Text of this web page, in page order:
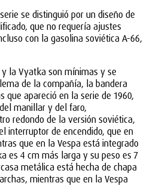
se distinguió por un diseño de
que no requería ajustes
con la gasolina soviética A-66,
la Vyatka son mínimas y se
de la compañía, la bandera
que apareció en la serie de 1960,
manillar y del faro,
redondo de la versión soviética,
interruptor de encendido, que en
que en la Vespa está integrado
es 4 cm más larga y su peso es 7
metálica está hecha de chapa
mientras que en la Vespa